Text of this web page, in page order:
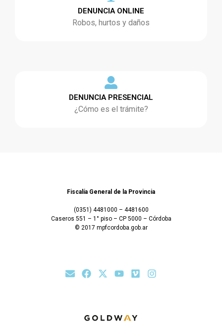
DENUNCIA ONLINE
Robos, hurtos y daños
DENUNCIA PRESENCIAL
¿Cómo es el trámite?
Fiscalía General de la Provincia
(0351) 4481000 – 4481600
Caseros 551 – 1° piso – CP 5000 – Córdoba
© 2017 mpfcordoba.gob.ar